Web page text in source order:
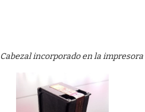
Cabezal incorporado en la impresora